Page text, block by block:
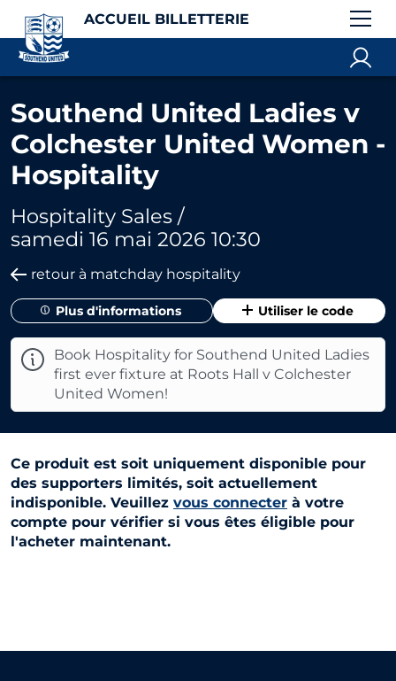
ACCUEIL BILLETTERIE
Southend United Ladies v
Colchester United Women -
Hospitality
Hospitality Sales /
samedi 16 mai 2026 10:30
retour à matchday hospitality
Plus d'informations Utiliser le code
Book Hospitality for Southend United Ladies
first ever fixture at Roots Hall v Colchester
United Women!
Ce produit est soit uniquement disponible pour
des supporters limités, soit actuellement
indisponible. Veuillez vous connecter à votre
compte pour vérifier si vous êtes éligible pour
l'acheter maintenant.